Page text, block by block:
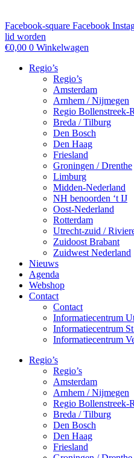
Facebook-square Facebook
lid worden
€0,00 0 Winkelwagen
Regio’s
Regio’s
Amsterdam
Arnhem / Nijmegen
Regio Bollenstreek-
Breda / Tilburg
Den Bosch
Den Haag
Friesland
Groningen / Drenthe
Limburg
Midden-Nederland
NH benoorden ‘t IJ
Oost-Nederland
Rotterdam
Utrecht-zuid /
Zuidoost Brabant
Zuidwest Nederland
Nieuws
Agenda
Webshop
Contact
Contact
Informatiecentrum
Informatiecentrum
Informatiecentrum
Regio’s
Regio’s
Amsterdam
Arnhem / Nijmegen
Regio Bollenstreek-
Breda / Tilburg
Den Bosch
Den Haag
Friesland